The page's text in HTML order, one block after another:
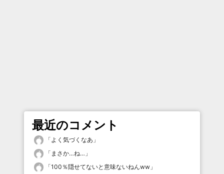
最近のコメント
「 よく気づくなあ 」
「 まさか…ね… 」
「100％隠せてないと意味ないねんww 」